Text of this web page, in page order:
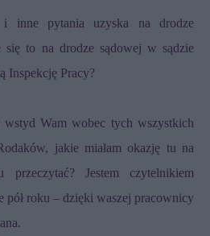
inne pytania uzyska na drodze
się to na drodze sądowej w sądzie
Inspekcję Pracy?
Wam wobec tych wszystkich
jakie miałam okazję tu na
przeczytać? Jestem czytelnikiem
pół roku – dzięki waszej pracownicy